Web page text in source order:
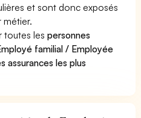
et sont donc exposés
métier.
toutes lespersonnes
familial / Employée
assurances les plus